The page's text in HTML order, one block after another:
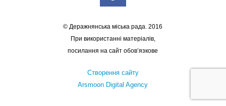
© Деражнянська міська рада. 2016
При використанні матеріалів,
посилання на сайт обов’язкове
Створення сайту
Arsmoon Digital Agency